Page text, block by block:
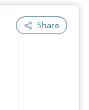
Share